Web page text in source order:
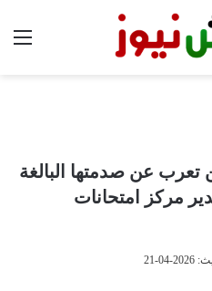
تعرب عن صدمتها البالغة
مركز امتحانات
04-21